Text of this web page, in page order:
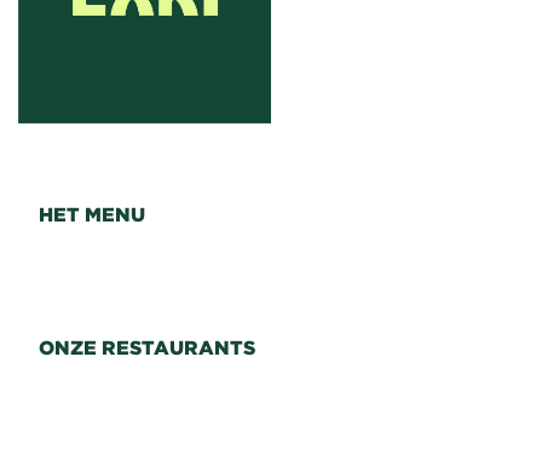
HET MENU
ONZE RESTAURANTS